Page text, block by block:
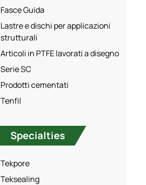
Fasce Guida
Lastre e dischi per applicazioni
strutturali
Articoli in PTFE lavorati a disegno
Serie SC
Prodotti cementati
Tenfil
Specialties
Tekpore
Teksealing